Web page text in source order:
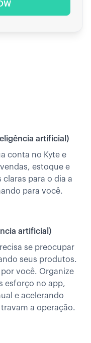
artificial)
conta no Kyte e
estoque e
para o dia a
para você.
artificial)
se preocupar
seus produtos.
você. Organize
esforço no app,
e acelerando
a operação.